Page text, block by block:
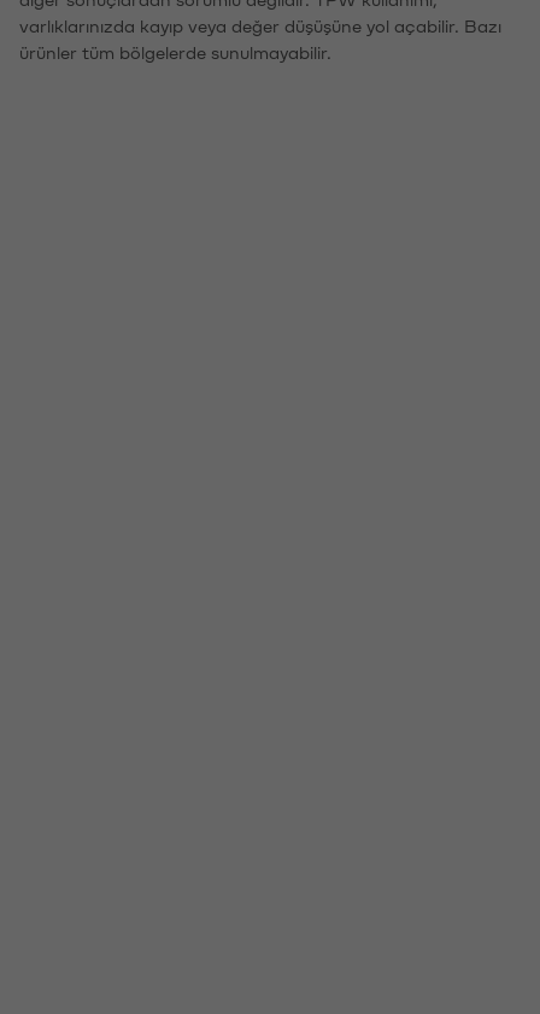
varlıklarınızda kayıp veya değer düşüşüne yol açabilir. Bazı
ürünler tüm bölgelerde sunulmayabilir.